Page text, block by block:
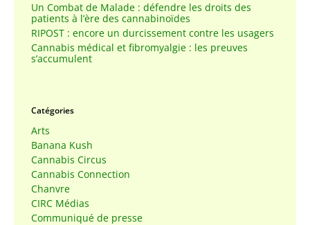
Un Combat de Malade : défendre les droits des
patients à l’ère des cannabinoïdes
RIPOST : encore un durcissement contre les usagers
Cannabis médical et fibromyalgie : les preuves
s’accumulent
Catégories
Arts
Banana Kush
Cannabis Circus
Cannabis Connection
Chanvre
CIRC Médias
Communiqué de presse